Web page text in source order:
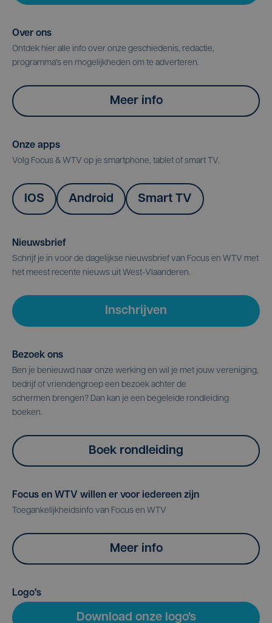
Over ons
Ontdek hier alle info over onze geschiedenis, redactie,
programma's en mogelijkheden om te adverteren.
Meer info
Onze apps
Volg Focus & WTV op je smartphone, tablet of smart TV.
IOS Android Smart TV
Nieuwsbrief
Schrijf je in voor de dagelijkse nieuwsbrief van Focus en WTV met
het meest recente nieuws uit West-Vlaanderen.
Inschrijven
Bezoek ons
Ben je benieuwd naar onze werking en wil je met jouw vereniging,
bedrijf of vriendengroep een bezoek achter de
schermen brengen? Dan kan je een begeleide rondleiding
boeken.
Boek rondleiding
Focus en WTV willen er voor iedereen zijn
Toegankelijkheidsinfo van Focus en WTV
Meer info
Logo's
Download onze logo's